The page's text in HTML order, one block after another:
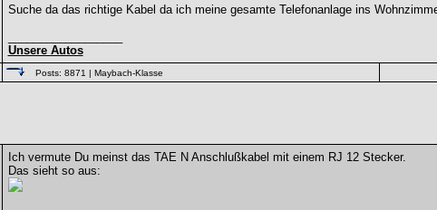
Suche da das richtige Kabel da ich meine gesamte Telefonanlage ins
Unsere Autos
Posts: 8871 | Maybach-Klasse
Ich vermute Du meinst das TAE N Anschlußkabel mit einem RJ 12 Stecker.
Das sieht so aus: